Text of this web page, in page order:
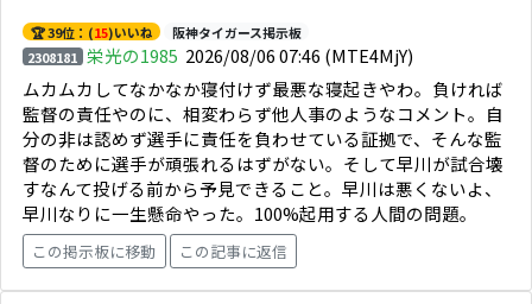
🏆 39位：(15)いいね
阪神タイガース掲示板
2308181 栄光の1985 2026/08/06 07:46 (MTE4MjY)
ムカムカしてなかなか寝付けず最悪な寝起きやわ。負ければ
監督の責任やのに、相変わらず他人事のようなコメント。自
分の非は認めず選手に責任を負わせている証拠で、そんな監
督のために選手が頑張れるはずがない。そして早川が試合壊
すなんて投げる前から予見できること。早川は悪くないよ、
早川なりに一生懸命やった。100%起用する人間の問題。
この掲示板に移動 この記事に返信